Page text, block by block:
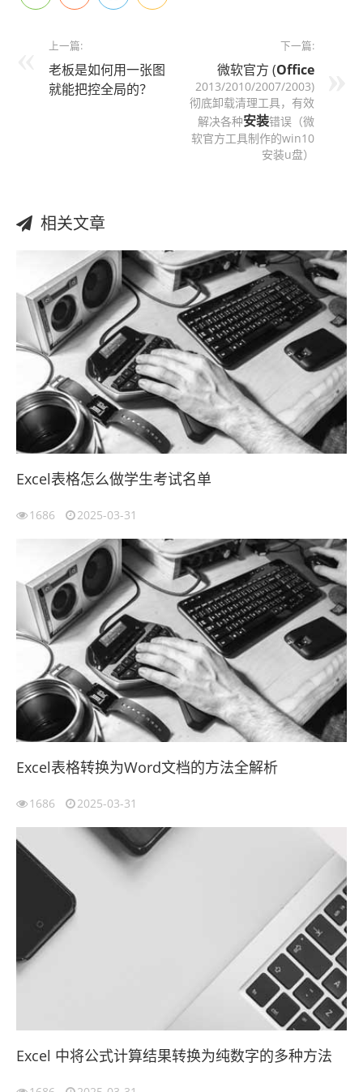
上一篇:
老板是如何用一张图
就能把控全局的？
下一篇:
微软官方 (Office
2013/2010/2007/2003)
彻底卸载清理工具，有效
解决各种安装错误（微
软官方工具制作的win10
安装u盘）
相关文章
Excel表格怎么做学生考试名单
1686 2025-03-31
Excel表格转换为Word文档的方法全解析
1686 2025-03-31
Excel 中将公式计算结果转换为纯数字的多种方法